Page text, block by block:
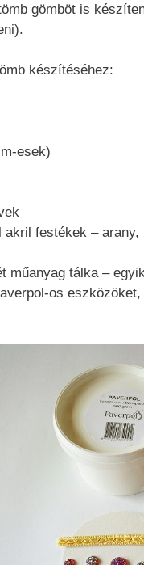
gömböt is
készítéséhez:
esek)
festékek – arany,
műanyag tálka –
os